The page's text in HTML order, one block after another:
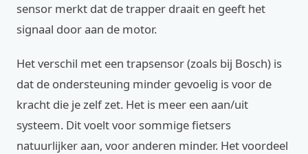
sensor merkt dat de trapper draait en geeft het
signaal door aan de motor.
Het verschil met een trapsensor (zoals bij Bosch) is
dat de ondersteuning minder gevoelig is voor de
kracht die je zelf zet. Het is meer een aan/uit
systeem. Dit voelt voor sommige fietsers
natuurlijker aan, voor anderen minder. Het voordeel